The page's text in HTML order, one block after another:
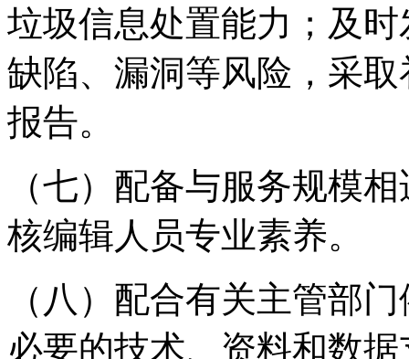
垃圾信息处置能力；及
缺陷、漏洞等风险，采
报告。
（七）配备与服务规模
核编辑人员专业素养。
（八）配合有关主管部
必要的技术、资料和数